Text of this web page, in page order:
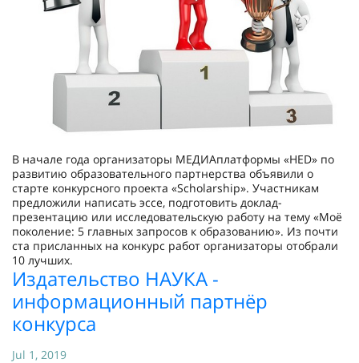
В начале года организаторы МЕДИАплатформы «HED» по
развитию образовательного партнерства объявили о
старте конкурсного проекта «Scholarship». Участникам
предложили написать эссе, подготовить доклад-
презентацию или исследовательскую работу на тему «Моё
поколение: 5 главных запросов к образованию». Из почти
ста присланных на конкурс работ организаторы отобрали
10 лучших.
Издательство НАУКА -
информационный партнёр
конкурса
Jul 1, 2019